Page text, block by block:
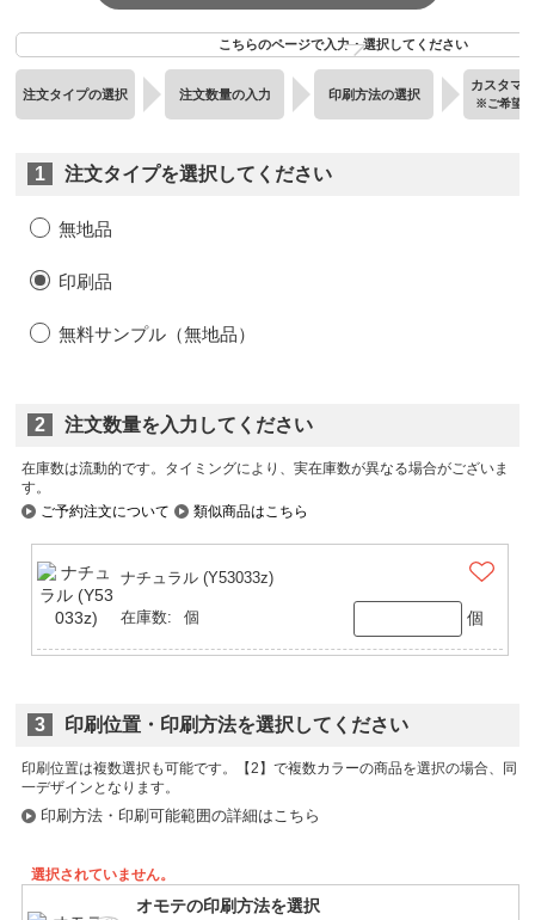
こちらのページで入力・選択してください
注文タイプの選択 注文数量の入力 印刷方法の選択
カスタマ
※ご希望
1 注文タイプを選択してください
無地品
印刷品
無料サンプル（無地品）
2 注文数量を入力してください
在庫数は流動的です。タイミングにより、実在庫数が異なる場合がございま
す。
ご予約注文について
類似商品はこちら
ナチュラル (Y53033z)
在庫数: 個 個
3 印刷位置・印刷方法を選択してください
印刷位置は複数選択も可能です。
印刷方法・印刷可能範囲の詳細はこちら
選択されていません。
オモテの印刷方法を選択